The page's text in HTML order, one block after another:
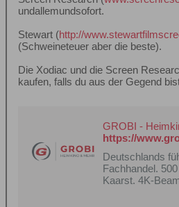
undallemundsofort.
Stewart (http://
(Schweineteuer aber die beste).
Die Xodiac und die Screen
kaufen, falls du aus der Gegend
https://
Deutschlands
Fachhandel.
Kaarst. 4K-